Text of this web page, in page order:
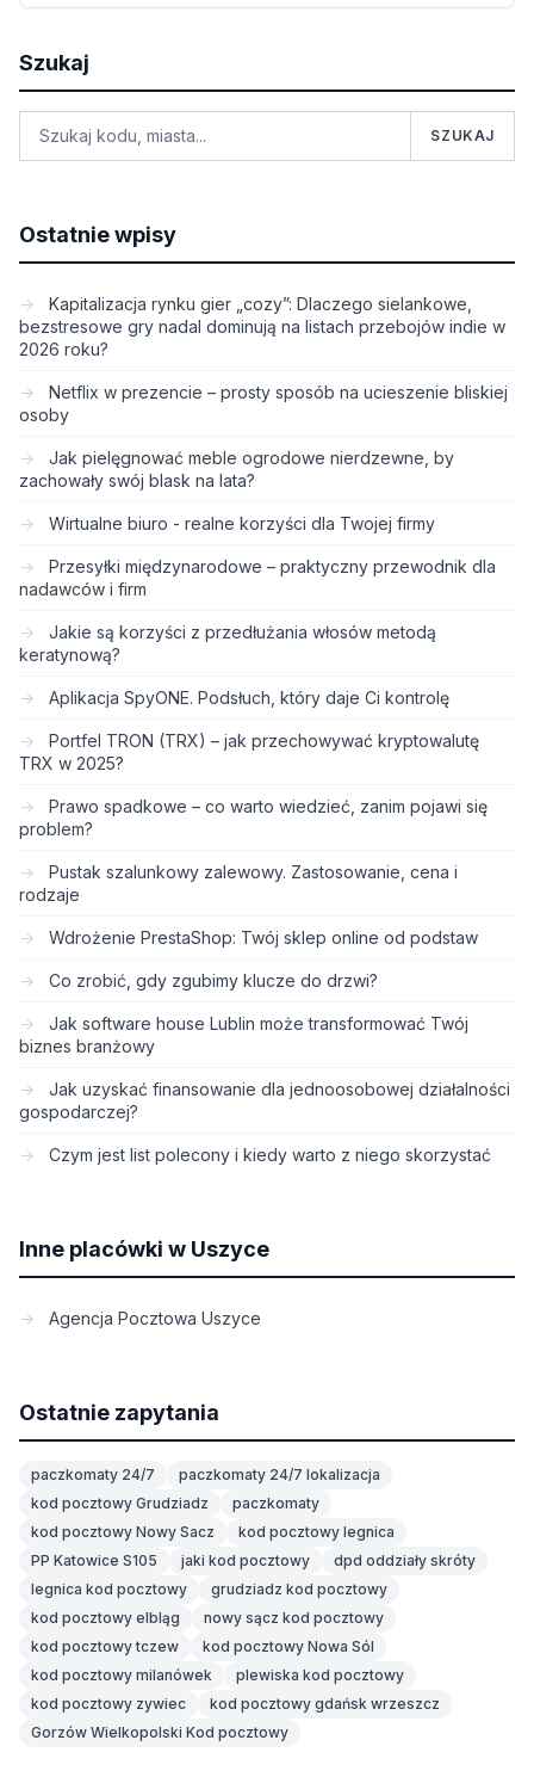
Szukaj
SZUKAJ
Ostatnie wpisy
Kapitalizacja rynku gier „cozy”: Dlaczego sielankowe,
bezstresowe gry nadal dominują na listach przebojów indie w
2026 roku?
Netflix w prezencie – prosty sposób na ucieszenie bliskiej
osoby
Jak pielęgnować meble ogrodowe nierdzewne, by
zachowały swój blask na lata?
Wirtualne biuro - realne korzyści dla Twojej firmy
Przesyłki międzynarodowe – praktyczny przewodnik dla
nadawców i firm
Jakie są korzyści z przedłużania włosów metodą
keratynową?
Aplikacja SpyONE. Podsłuch, który daje Ci kontrolę
Portfel TRON (TRX) – jak przechowywać kryptowalutę
TRX w 2025?
Prawo spadkowe – co warto wiedzieć, zanim pojawi się
problem?
Pustak szalunkowy zalewowy. Zastosowanie, cena i
rodzaje
Wdrożenie PrestaShop: Twój sklep online od podstaw
Co zrobić, gdy zgubimy klucze do drzwi?
Jak software house Lublin może transformować Twój
biznes branżowy
Jak uzyskać finansowanie dla jednoosobowej działalności
gospodarczej?
Czym jest list polecony i kiedy warto z niego skorzystać
Inne placówki w Uszyce
Agencja Pocztowa Uszyce
Ostatnie zapytania
paczkomaty 24/7
paczkomaty 24/7 lokalizacja
kod pocztowy Grudziadz
paczkomaty
kod pocztowy Nowy Sacz
kod pocztowy legnica
PP Katowice S105
jaki kod pocztowy
dpd oddziały skróty
legnica kod pocztowy
grudziadz kod pocztowy
kod pocztowy elbląg
nowy sącz kod pocztowy
kod pocztowy tczew
kod pocztowy Nowa Sól
kod pocztowy milanówek
plewiska kod pocztowy
kod pocztowy zywiec
kod pocztowy gdańsk wrzeszcz
Gorzów Wielkopolski Kod pocztowy